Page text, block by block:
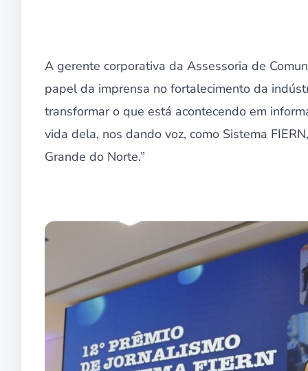
A gerente corporativa da Assessoria de
papel da imprensa no fortalecimento da
transformar o que está acontecendo em
vida dela, nos dando voz, como Sistema
Grande do Norte.”